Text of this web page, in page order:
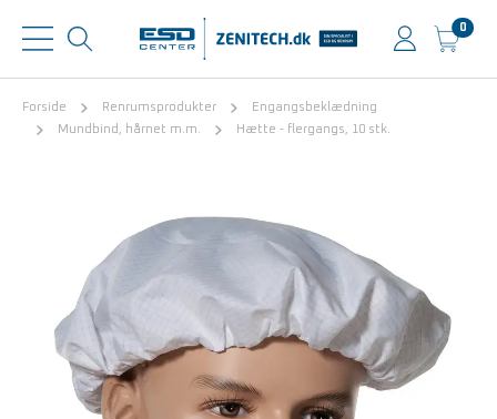
0
Forside Renrumsprodukter
Engangsbeklædning
Mundbind, hårnet m.m.
Hætte - flergangs, 10 stk.